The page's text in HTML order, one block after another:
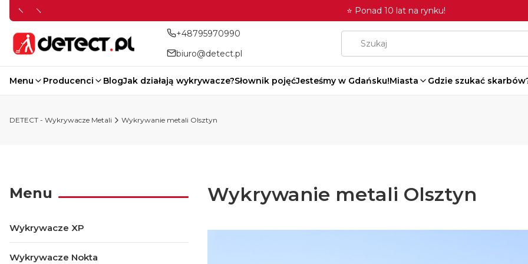
⭐ Ponad 10 lat na rynku!
+48795970990
biuro@detect.pl
Menu Producenci BlogJak działają wykrywacze?Słownik pojęćJesteśmy w Gdańsku!Miasta Gdzie szukać
DETECT - Wykrywacze Metali Wykrywanie metali Olsztyn
Menu
Wykrywacze XP
Wykrywacze Nokta
Wykrywanie metali Olsztyn